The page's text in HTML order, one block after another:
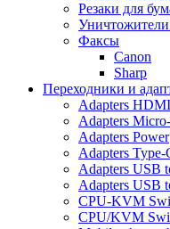
Резаки для
Уничтожители
Факсы
Canon
Sharp
Переходники и
Adapters
Adapters
Adapters Power
Adapters Type-
Adapters USB
Adapters USB
CPU-KVM
CPU/KVM